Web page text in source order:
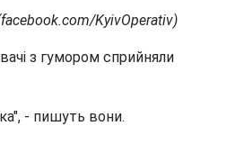
KyivOperativ)
з гумором сприйняли
- пишуть вони.